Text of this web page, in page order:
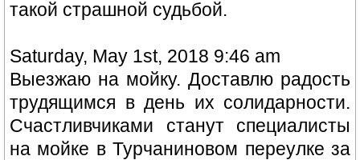
такой страшной судьбой.
Saturday, May 1st, 2018 9:46 am
Выезжаю на мойку. Доставлю радость
трудящимся в день их солидарности.
Счастливчиками станут специалисты
на мойке в Турчаниновом переулке за